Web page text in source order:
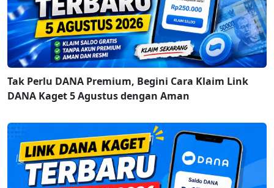
Tak Perlu DANA Premium, Begini Cara Klaim Link
DANA Kaget 5 Agustus dengan Aman